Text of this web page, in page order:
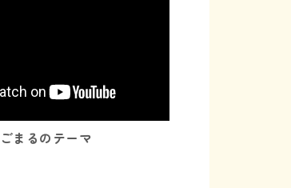
まるのテーマ